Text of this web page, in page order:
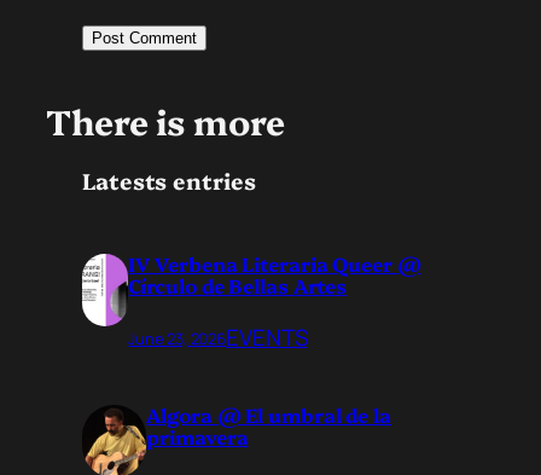
There is more
Latests entries
IV Verbena Literaria Queer @
Círculo de Bellas Artes
June 23, 2026EVENTS
Algora @ El umbral de la
primavera